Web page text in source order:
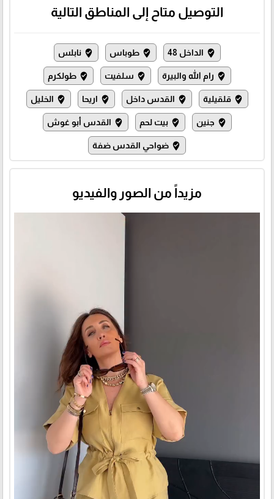
التوصيل متاح إلى المناطق التالية
where_to_vote الداخل 48 where_to_vote طوباس where_to_vote نابلس
where_to_vote رام الله والبيرة where_to_vote سلفيت where_to_vote طولكرم
where_to_vote قلقيلية where_to_vote القدس داخل where_to_vote اريحا where_to_vote الخليل
where_to_vote جنين where_to_vote بيت لحم where_to_vote القدس أبو غوش
where_to_vote ضواحي القدس ضفة
مزيداً من الصور والفيديو